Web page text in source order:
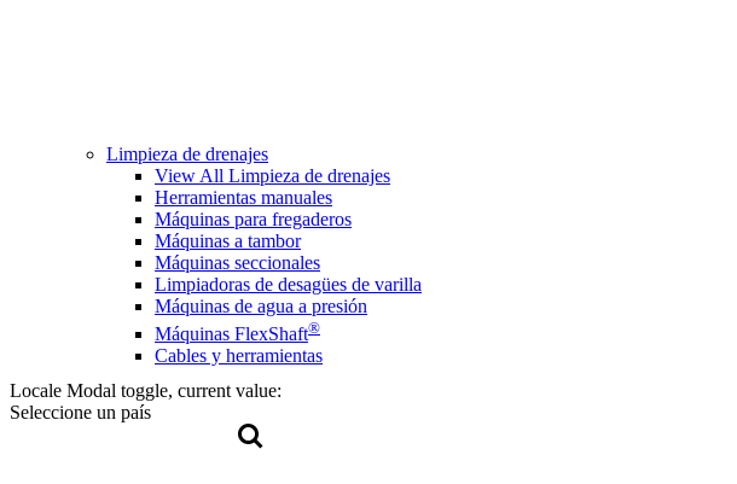
Locale Modal toggle, current value:
Seleccione un país
Limpieza de drenajes
View All Limpieza de drenajes
Herramientas manuales
Máquinas para fregaderos
Máquinas a tambor
Máquinas seccionales
Limpiadoras de desagües de varilla
Máquinas de agua a presión
Máquinas FlexShaft®
Cables y herramientas